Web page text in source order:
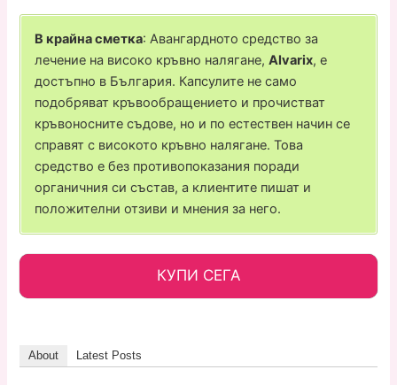
В крайна сметка: Авангардното средство за
лечение на високо кръвно налягане,Alvarix, е
достъпно в България. Капсулите не само
подобряват кръвообращението и прочистват
кръвоносните съдове, но и по естествен начин се
справят с високото кръвно налягане. Това
средство е без противопоказания поради
органичния си състав, а клиентите пишат и
положителни отзиви и мнения за него.
КУПИ СЕГА
About Latest Posts